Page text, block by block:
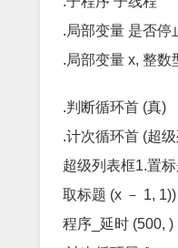
.局部变量 是否停
.局部变量 x, 整数
.判断循环首 (真)
.计次循环首 (超
超级列表框1.置
取标题 (x － 1, 1))
程序_延时 (500, )